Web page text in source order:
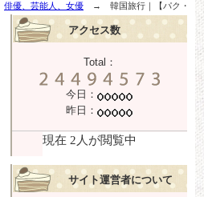
俳優、芸能人、女優 → 韓国旅行｜【パク・
アクセス数
Total：
今日：
昨日：
サイト運営者について